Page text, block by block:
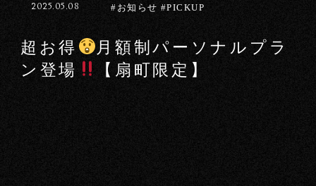
2025.05.08
#お知らせ #PICKUP
超お得
月額制パーソナルプラ
ン登場
【扇町限定】